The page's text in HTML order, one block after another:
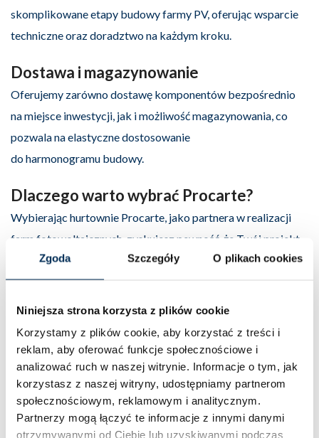
Zgoda Szczegóły O plikach cookies
Niniejsza strona korzysta z plików cookie
Korzystamy z plików cookie, aby korzystać z treści i
reklam, aby oferować funkcje społecznościowe i
analizować ruch w naszej witrynie. Informacje o tym, jak
korzystasz z naszej witryny, udostępniamy partnerom
społecznościowym, reklamowym i analitycznym.
Partnerzy mogą łączyć te informacje z innymi danymi
otrzymywanymi od Ciebie lub uzyskiwanymi podczas
skomplikowane etapy budowy farmy PV, oferując wsparcie
techniczne oraz doradztwo na każdym kroku.
Dostawa i magazynowanie
Oferujemy zarówno dostawę komponentów bezpośrednio
na miejsce inwestycji, jak i możliwość magazynowania, co
pozwala na elastyczne dostosowanie
do harmonogramu budowy.
Dlaczego warto wybrać Procarte?
Wybierając hurtownie Procarte, jako partnera w realizacji
farm fotowoltaicznych, zyskujesz pewność, że Twój projekt
zostanie zrealizowany z najwyższą starannością. Zwracamy
uwagę na każdy detal – od jakości komponentów,
Zaufaj specjalistom, którzy pomogą stworzyć idealny zestaw
komponentów PV, dopasowany do indywidualnych wymagań
Twojego projektu.
Skontaktuj się z naszymi specjalistami